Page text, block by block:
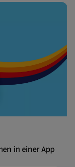
in einer App